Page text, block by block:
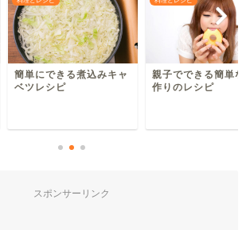
キャ
親子でできる簡単な菓子
作りのレシピ
簡単にでき
ーグレシピ
スポンサーリンク